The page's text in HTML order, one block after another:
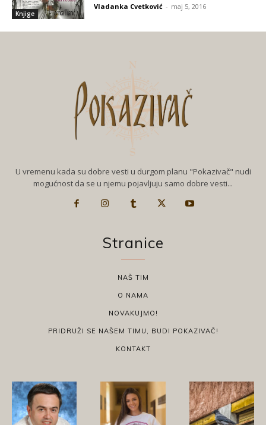
Knjige
Vladanka Cvetković - maj 5, 2016
U vremenu kada su dobre vesti u durgom planu "Pokazivač" nudi
mogućnost da se u njemu pojavljuju samo dobre vesti...
Stranice
NAŠ TIM
O NAMA
NOVAKUJMO!
PRIDRUŽI SE NAŠEM TIMU, BUDI POKAZIVAČ!
KONTAKT